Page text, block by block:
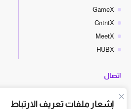
إشعار ملفات تعريف الارتباط
GameX
CntntX
MeetX
HUBX
اتصال
hello@cyberx.world